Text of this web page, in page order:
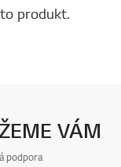
produkt.
VÁM
podpora